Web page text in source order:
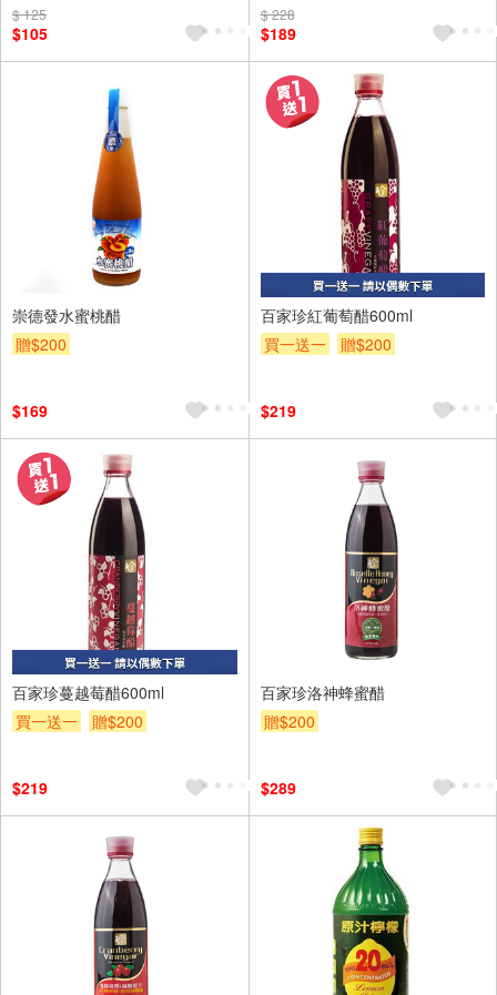
$ 125
$105
$ 228
$189
崇德發水蜜桃醋
贈$200
$169
百家珍紅葡萄醋600ml
買一送一
贈$200
$219
百家珍蔓越莓醋600ml
買一送一
贈$200
$219
百家珍洛神蜂蜜醋
贈$200
$289